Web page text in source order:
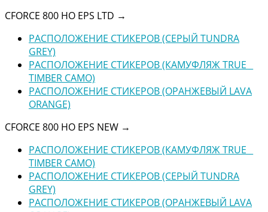
CFORCE 800 HO EPS LTD →
РАСПОЛОЖЕНИЕ СТИКЕРОВ (СЕРЫЙ TUNDRA
GREY)
РАСПОЛОЖЕНИЕ СТИКЕРОВ (КАМУФЛЯЖ TRUE _
TIMBER CAMO)
РАСПОЛОЖЕНИЕ СТИКЕРОВ (ОРАНЖЕВЫЙ LAVA
ORANGE)
CFORCE 800 HO EPS NEW →
РАСПОЛОЖЕНИЕ СТИКЕРОВ (КАМУФЛЯЖ TRUE _
TIMBER CAMO)
РАСПОЛОЖЕНИЕ СТИКЕРОВ (СЕРЫЙ TUNDRA
GREY)
РАСПОЛОЖЕНИЕ СТИКЕРОВ (ОРАНЖЕВЫЙ LAVA